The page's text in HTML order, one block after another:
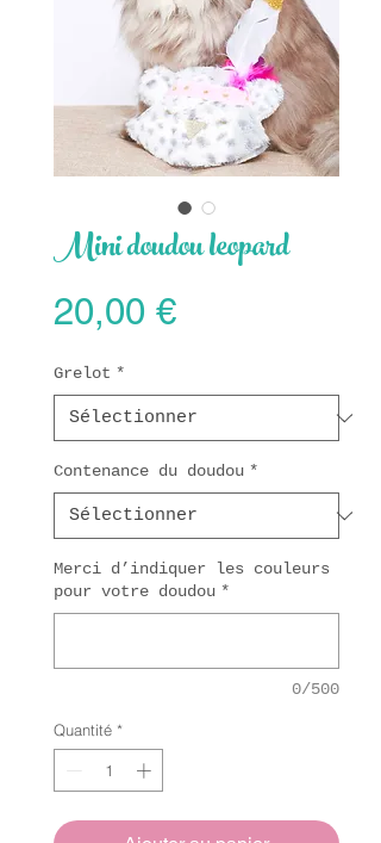
Mini doudou leopard
20,00 €Prix
Grelot *
Contenance du doudou *
Merci d’indiquer les couleurs
pour votre doudou *
0/500
Quantité *